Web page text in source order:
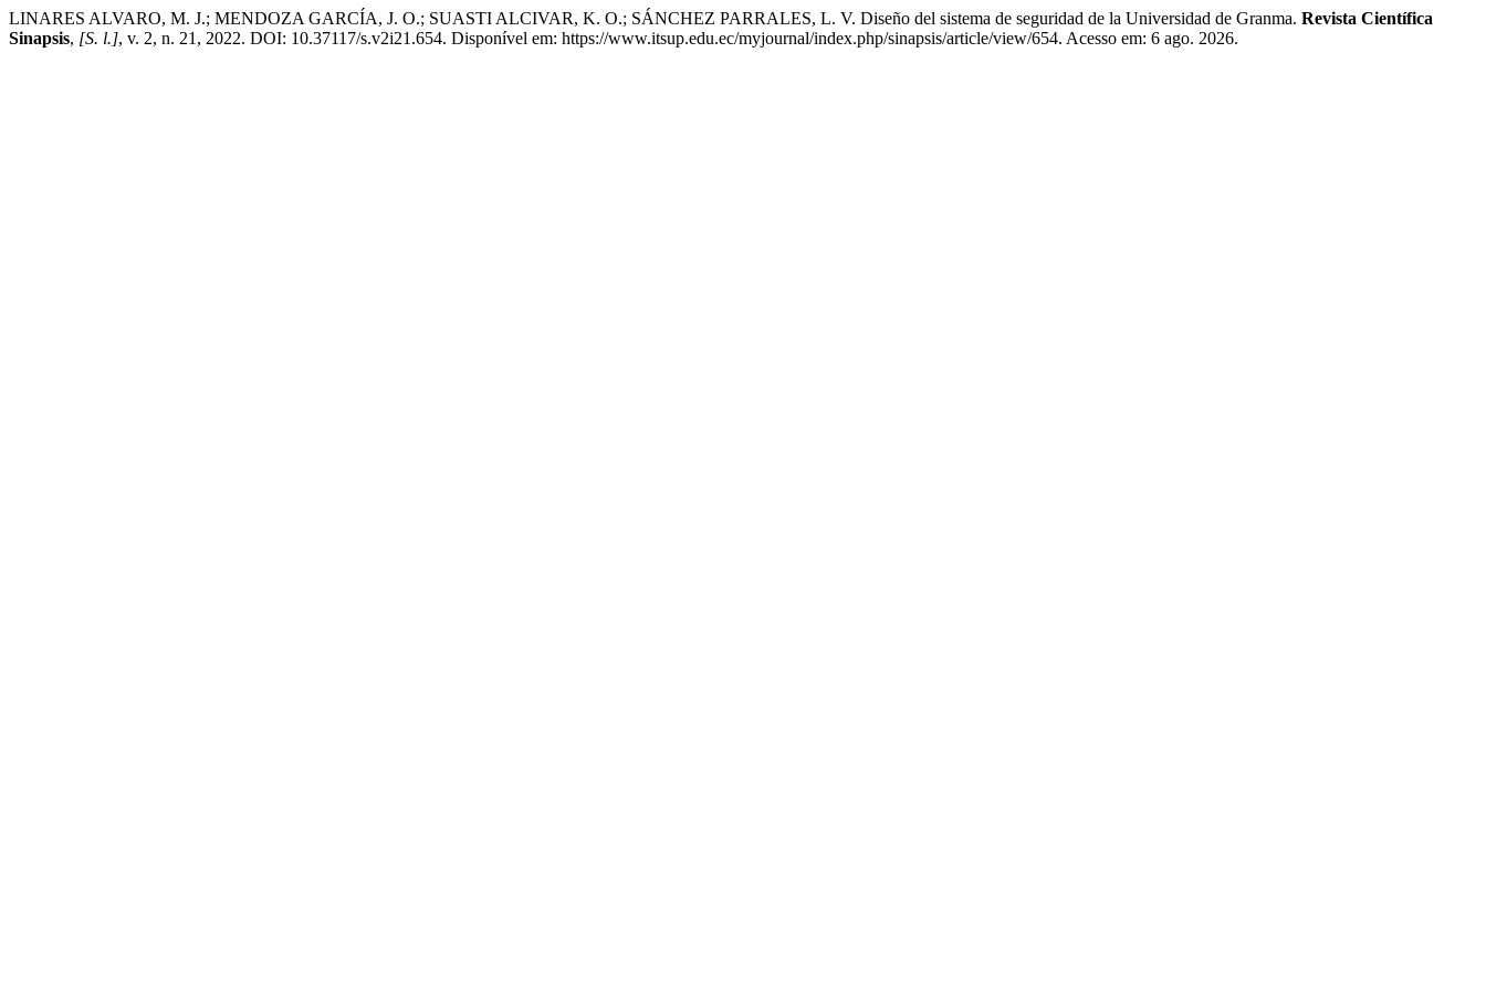
LINARES ALVARO, M. J.; MENDOZA GARCÍA, J. O.; SUASTI ALCIVAR, K. O.; SÁNCHEZ PARRALES, L. V. Diseño del sistema de seguridad de la Universidad de Granma. Revista Científica
Sinapsis, [S. l.], v. 2, n. 21, 2022. DOI: 10.37117/s.v2i21.654. Disponível em: https://www.itsup.edu.ec/myjournal/index.php/sinapsis/article/view/654. Acesso em: 6 ago. 2026.